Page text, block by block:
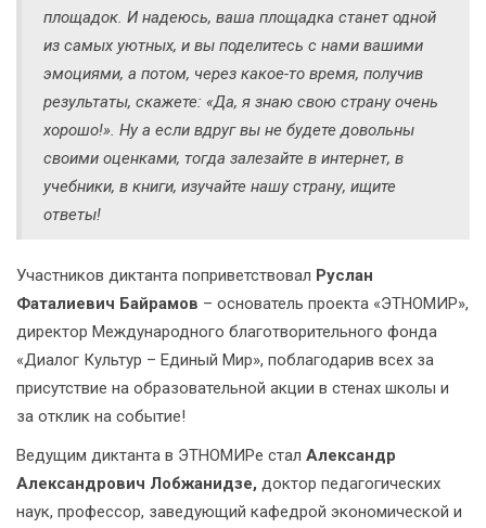
площадок. И надеюсь, ваша площадка станет одной
из самых уютных, и вы поделитесь с нами вашими
эмоциями, а потом, через какое-то время, получив
результаты, скажете: «Да, я знаю свою страну очень
хорошо!». Ну а если вдруг вы не будете довольны
своими оценками, тогда залезайте в интернет, в
учебники, в книги, изучайте нашу страну, ищите
ответы!
Участников диктанта поприветствовал Руслан
Фаталиевич Байрамов – основатель проекта «ЭТНОМИР»,
директор Международного благотворительного фонда
«Диалог Культур – Единый Мир», поблагодарив всех за
присутствие на образовательной акции в стенах школы и
за отклик на событие!
Ведущим диктанта в ЭТНОМИРе стал Александр
Александрович Лобжанидзе, доктор педагогических
наук, профессор, заведующий кафедрой экономической и